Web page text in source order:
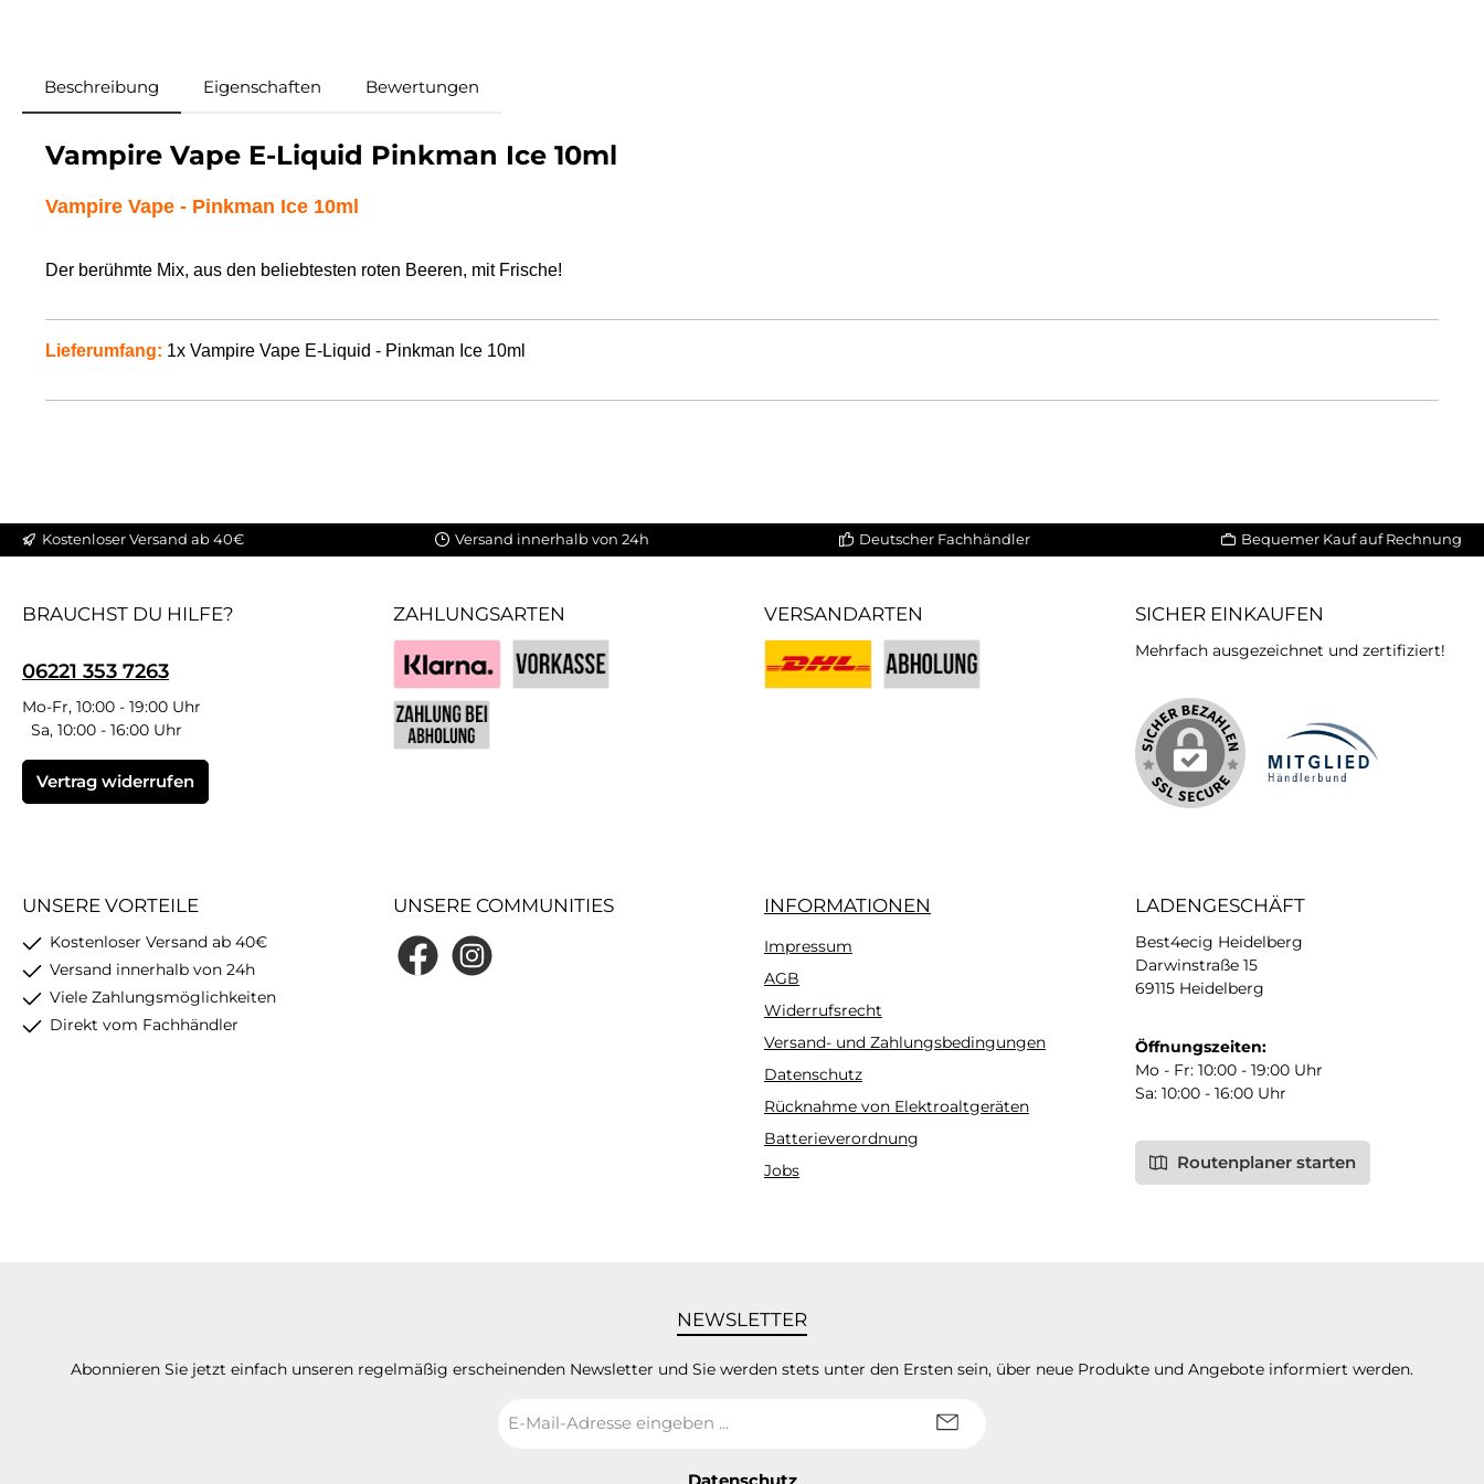
Beschreibung Eigenschaften Bewertungen
Vampire Vape E-Liquid Pinkman Ice 10ml
Vampire Vape - Pinkman Ice 10ml
Der berühmte Mix, aus den beliebtesten roten Beeren, mit Frische!
Lieferumfang: 1x Vampire Vape E-Liquid - Pinkman Ice 10ml
Kostenloser Versand ab 40€ Versand innerhalb von 24h Deutscher Fachhändler Bequemer Kauf auf Rechnung
BRAUCHST DU HILFE?
06221 353 7263
Mo-Fr, 10:00 - 19:00 Uhr
Sa, 10:00 - 16:00 Uhr
Vertrag widerrufen
ZAHLUNGSARTEN
Klarna
VERSANDARTEN SICHER EINKAUFEN
Mehrfach ausgezeichnet und zertifiziert!
UNSERE VORTEILE
Kostenloser Versand ab 40€
Versand innerhalb von 24h
Viele Zahlungsmöglichkeiten
Direkt vom Fachhändler
UNSERE COMMUNITIES
FacebookInstagram
INFORMATIONEN
Impressum
AGB
Widerrufsrecht
Versand- und Zahlungsbedingungen
Datenschutz
Rücknahme von Elektroaltgeräten
Batterieverordnung
Jobs
LADENGESCHÄFT
Best4ecig Heidelberg
Darwinstraße 15
69115 Heidelberg
Öffnungszeiten:
Mo - Fr: 10:00 - 19:00 Uhr
Sa: 10:00 - 16:00 Uhr
Routenplaner starten
NEWSLETTER
Abonnieren Sie jetzt einfach unseren regelmäßig erscheinenden Newsletter und Sie werden stets unter den Ersten sein, über neue Produkte und Angebote informiert werden.
Mail-